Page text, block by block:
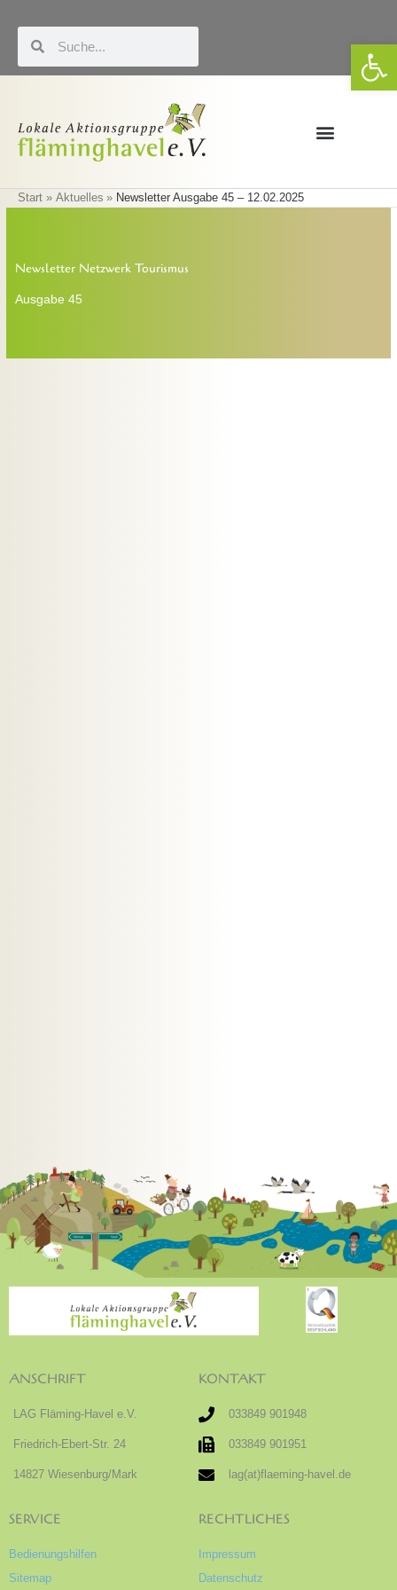
Inhalt
springen
Start Aktuelles Newsletter Ausgabe 45 – 12.02.2025
Newsletter Netzwerk Tourismus
Ausgabe 45
ANSCHRIFT
LAG Fläming-Havel e.V.
Friedrich-Ebert-Str. 24
14827 Wiesenburg/Mark
KONTAKT
033849 901948
033849 901951
lag(at)flaeming-havel.de
SERVICE
Bedienungshilfen
Sitemap
RECHTLICHES
Impressum
Datenschutz